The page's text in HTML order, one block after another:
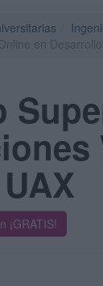
¡GRATIS!